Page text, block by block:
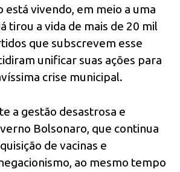
está vivendo, em meio a uma
tirou a vida de mais de 20 mil
que subscrevem esse
unificar suas ações para
crise municipal.
a gestão desastrosa e
Bolsonaro, que continua
de vacinas e
ao mesmo tempo